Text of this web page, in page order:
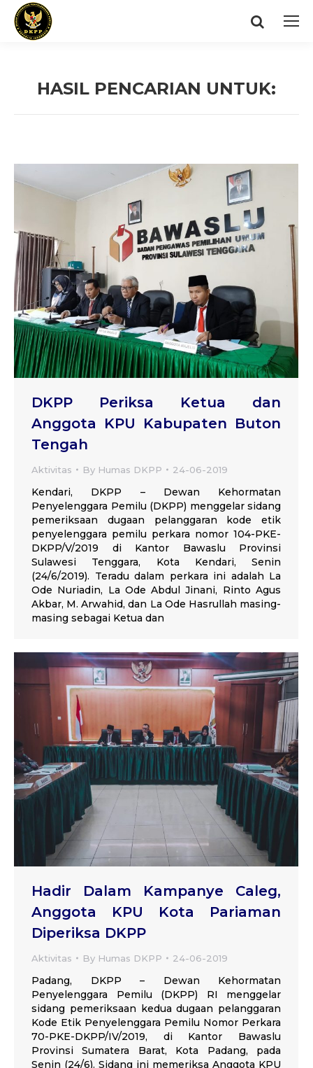
Search:
HASIL PENCARIAN UNTUK:
DKPP Periksa Ketua dan
Anggota KPU Kabupaten Buton
Tengah
Aktivitas By Humas DKPP 24-06-2019
Kendari, DKPP – Dewan Kehormatan
Penyelenggara Pemilu (DKPP) menggelar sidang
pemeriksaan dugaan pelanggaran kode etik
penyelenggara pemilu perkara nomor 104-PKE-
DKPP/V/2019 di Kantor Bawaslu Provinsi
Sulawesi Tenggara, Kota Kendari, Senin
(24/6/2019). Teradu dalam perkara ini adalah La
Ode Nuriadin, La Ode Abdul Jinani, Rinto Agus
Akbar, M. Arwahid, dan La Ode Hasrullah masing-
masing sebagai Ketua dan
Hadir Dalam Kampanye Caleg,
Anggota KPU Kota Pariaman
Diperiksa DKPP
Aktivitas By Humas DKPP 24-06-2019
Padang, DKPP – Dewan Kehormatan
Penyelenggara Pemilu (DKPP) RI menggelar
sidang pemeriksaan kedua dugaan pelanggaran
Kode Etik Penyelenggara Pemilu Nomor Perkara
70-PKE-DKPP/IV/2019, di Kantor Bawaslu
Provinsi Sumatera Barat, Kota Padang, pada
Senin (24/6). Sidang ini memeriksa Anggota KPU